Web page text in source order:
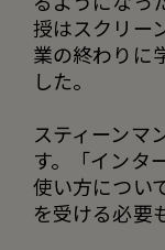
授はスクリー
業の終わりに
した。
スティーンマ
す。「インタ
使い方につい
を受ける必要